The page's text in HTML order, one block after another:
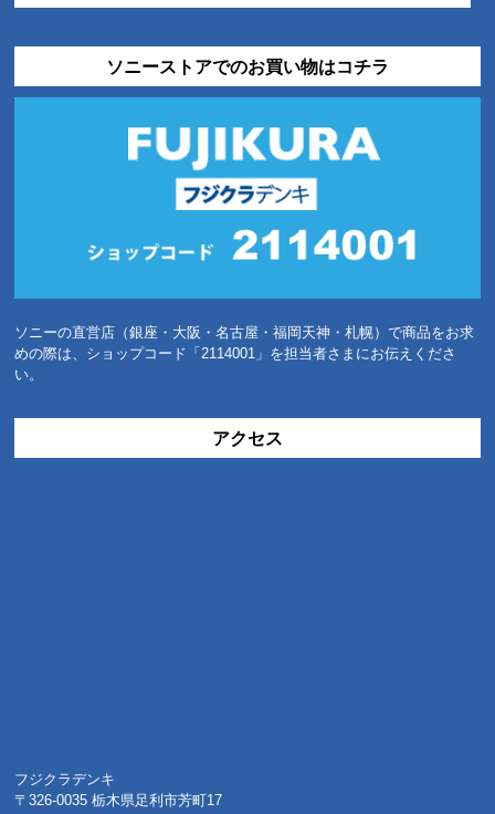
ソニーストアでのお買い物はコチラ
ソニーの直営店（銀座・大阪・名古屋・福岡天神・札幌）で商品をお求
めの際は、ショップコード「2114001」を担当者さまにお伝えくださ
い。
アクセス
フジクラデンキ
〒326-0035 栃木県足利市芳町17